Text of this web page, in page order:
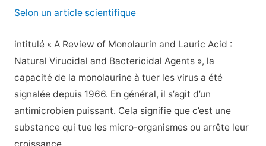
Selon un article scientifique
intitulé « A Review of Monolaurin and Lauric Acid :
Natural Virucidal and Bactericidal Agents », la
capacité de la monolaurine à tuer les virus a été
signalée depuis 1966. En général, il s’agit d’un
antimicrobien puissant. Cela signifie que c’est une
substance qui tue les micro-organismes ou arrête leur